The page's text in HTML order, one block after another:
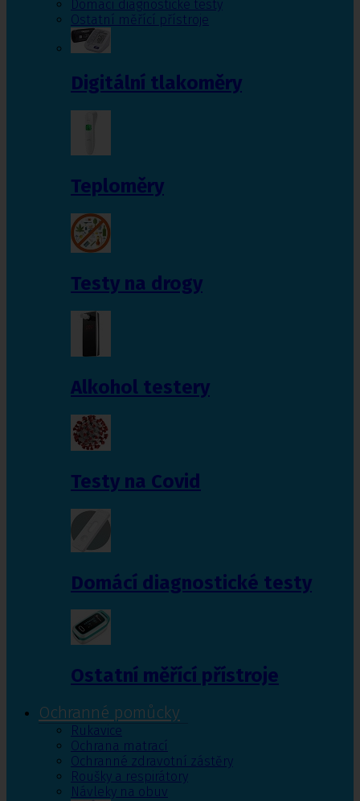
Domácí diagnostické testy
Ostatní měřící přístroje
Digitální tlakoměry
Teploměry
Testy na drogy
Alkohol testery
Testy na Covid
Domácí diagnostické testy
Ostatní měřící přístroje
Ochranné pomůcky
Rukavice
Ochrana matrací
Ochranné zdravotní zástěry
Roušky a respirátory
Návleky na obuv